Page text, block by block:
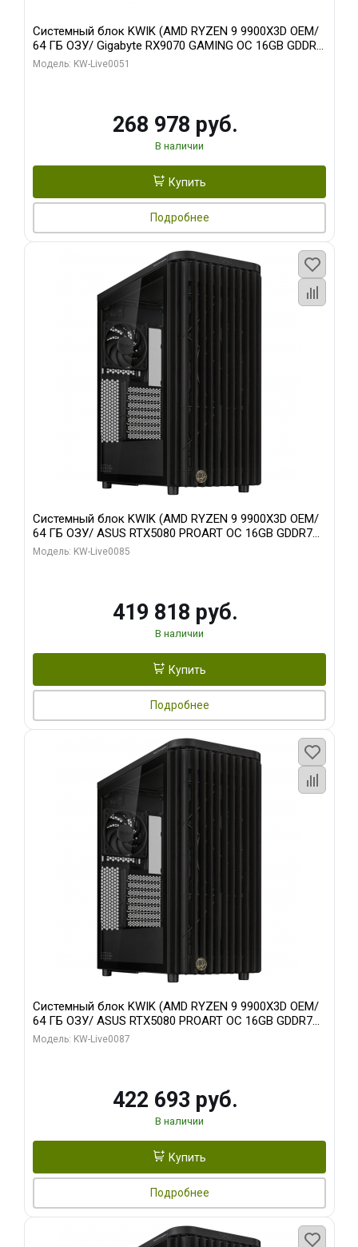
Системный блок KWIK (AMD RYZEN 9 9900X3D OEM/
64 ГБ ОЗУ/ Gigabyte RX9070 GAMING OC 16GB GDDR6
256bit 2xDP 2xH/ 960 ГБ SSD)
Модель: KW-Live0051
268 978 руб.
В наличии
Купить
Подробнее
Системный блок KWIK (AMD RYZEN 9 9900X3D OEM/
64 ГБ ОЗУ/ ASUS RTX5080 PROART OC 16GB GDDR7
256bit Type-C DP 2/ 960 ГБ SSD)
Модель: KW-Live0085
419 818 руб.
В наличии
Купить
Подробнее
Системный блок KWIK (AMD RYZEN 9 9900X3D OEM/
64 ГБ ОЗУ/ ASUS RTX5080 PROART OC 16GB GDDR7
256bit Type-C DP 2/ 1 ТБ SSD)
Модель: KW-Live0087
422 693 руб.
В наличии
Купить
Подробнее